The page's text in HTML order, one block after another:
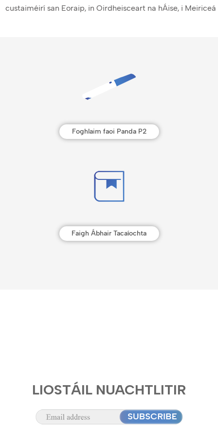
custaiméirí san Eoraip, in Oirdheisceart na hÁise, i
Foghlaim faoi Panda P2
Faigh Ábhair Tacaíochta
LIOSTÁIL NUACHTLITIR